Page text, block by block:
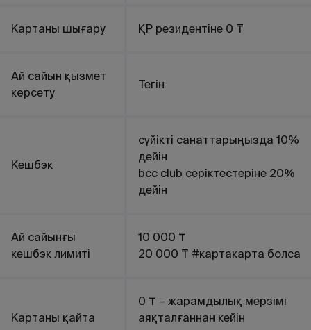
Картаны шығару ҚР резидентіне 0 ₸
Ай сайын қызмет
көрсету
Тегін
Кешбэк
сүйікті санаттарыңызда 10%
дейін
bcc club серіктестеріне 20%
дейін
Ай сайынғы
кешбэк лимиті
10 000 ₸
20 000 ₸ #картакарта болса
Картаны қайта
0 ₸ – жарамдылық мерзімі
аяқталғаннан кейін